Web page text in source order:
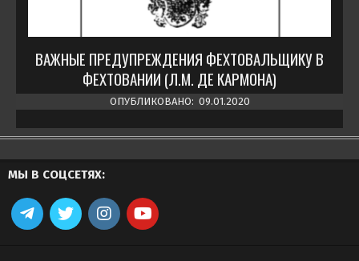
ВАЖНЫЕ ПРЕДУПРЕЖДЕНИЯ ФЕХТОВАЛЬЩИКУ В
ФЕХТОВАНИИ (Л.М. ДЕ КАРМОНА)
ОПУБЛИКОВАНО: 09.01.2020
МЫ В СОЦСЕТЯХ: